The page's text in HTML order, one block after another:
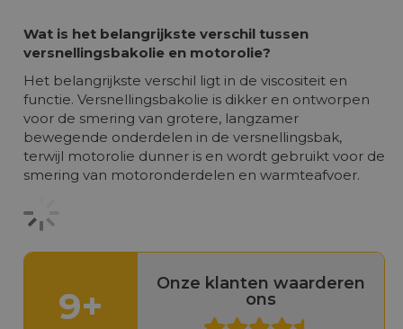
Wat is het belangrijkste verschil tussen
versnellingsbakolie en motorolie?
Het belangrijkste verschil ligt in de viscositeit en
functie. Versnellingsbakolie is dikker en ontworpen
voor de smering van grotere, langzamer
bewegende onderdelen in de versnellingsbak,
terwijl motorolie dunner is en wordt gebruikt voor de
smering van motoronderdelen en warmteafvoer.
9+
Onze klanten waarderen
ons